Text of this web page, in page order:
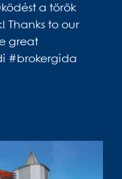
a török
Thanks to our
great
#brokergida